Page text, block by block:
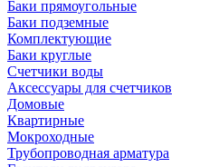
Баки прямоугольные
Баки подземные
Комплектующие
Баки круглые
Счетчики воды
Аксессуары для счетчиков
Домовые
Квартирные
Мокроходные
Трубопроводная арматура